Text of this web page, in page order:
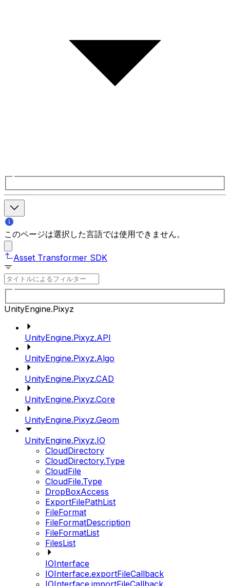
このページは選択した言語では使用できません。
Asset Transformer SDK
UnityEngine.Pixyz
UnityEngine.Pixyz.API
UnityEngine.Pixyz.Algo
UnityEngine.Pixyz.CAD
UnityEngine.Pixyz.Core
UnityEngine.Pixyz.Geom
UnityEngine.Pixyz.IO
CloudDirectory
CloudDirectory.Type
CloudFile
CloudFile.Type
DropBoxAccess
ExportFilePathList
FileFormat
FileFormatDescription
FileFormatList
FilesList
IOInterface
IOInterface.exportFileCallback
IOInterface.importFileCallback